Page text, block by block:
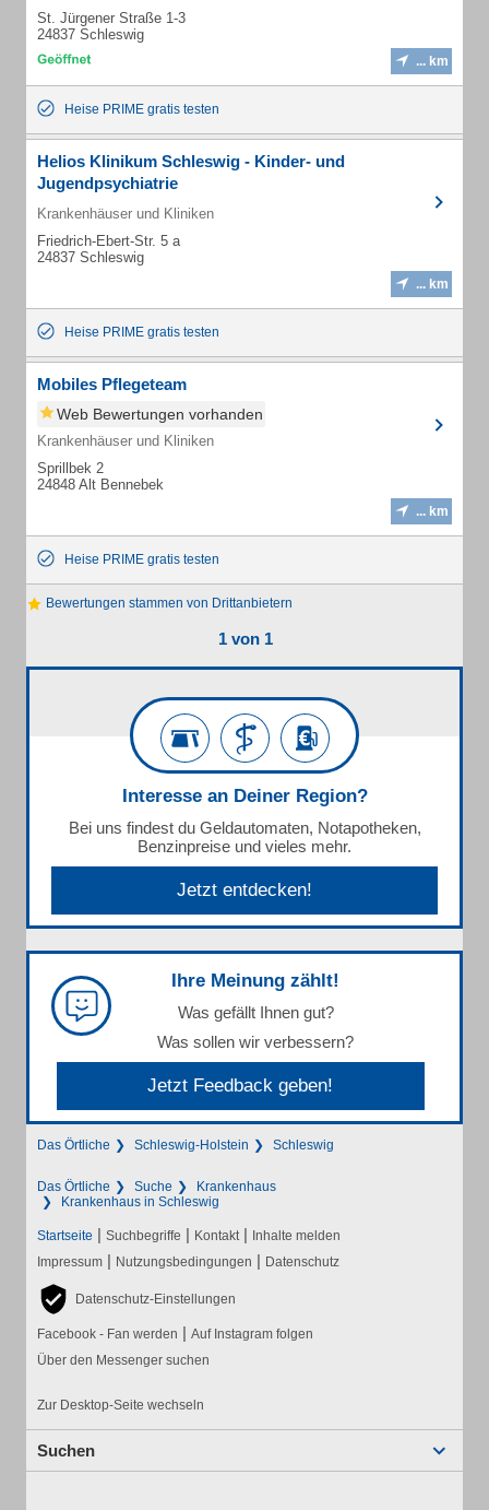
St. Jürgener Straße 1-3
24837 Schleswig
... km
Heise PRIME gratis testen
Helios Klinikum Schleswig - Kinder- und
Jugendpsychiatrie
Krankenhäuser und Kliniken
Friedrich-Ebert-Str. 5 a
24837 Schleswig
... km
Heise PRIME gratis testen
Mobiles Pflegeteam
Web Bewertungen vorhanden
Krankenhäuser und Kliniken
Sprillbek 2
24848 Alt Bennebek
... km
Heise PRIME gratis testen
Bewertungen stammen von Drittanbietern
1 von 1
Interesse an Deiner Region?
Bei uns findest du Geldautomaten, Notapotheken,
Benzinpreise und vieles mehr.
Jetzt entdecken!
Ihre Meinung zählt!
Was gefällt Ihnen gut?
Was sollen wir verbessern?
Jetzt Feedback geben!
Das Örtliche Schleswig-Holstein Schleswig
Das Örtliche Suche
Krankenhaus
Krankenhaus in Schleswig
Startseite | Suchbegriffe | Kontakt | Inhalte melden
Impressum | Nutzungsbedingungen | Datenschutz
Datenschutz-Einstellungen
Facebook - Fan werden | Auf Instagram folgen
Über den Messenger suchen
Zur Desktop-Seite wechseln
Suchen